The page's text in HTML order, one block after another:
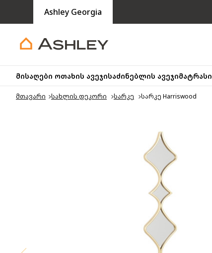
Ashley Georgia
მისაღები ოთახის ავეჯისაძინებლის ავეჯიმატრასი
მთავარი სახლის დეკორი სარკე სარკე Harriswood